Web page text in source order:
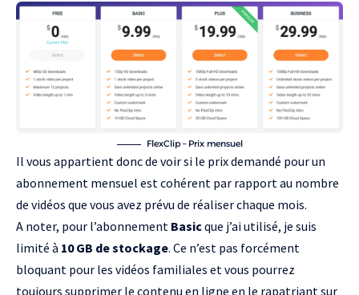
FlexClip – Prix mensuel
Il vous appartient donc de voir si le prix demandé pour un
abonnement mensuel est cohérent par rapport au nombre
de vidéos que vous avez prévu de réaliser chaque mois.
A noter, pour l’abonnement Basicque j’ai utilisé, je suis
limité à 10 GB de stockage. Ce n’est pas forcément
bloquant pour les vidéos familiales et vous pourrez
toujours supprimer le contenu en ligne en le rapatriant sur